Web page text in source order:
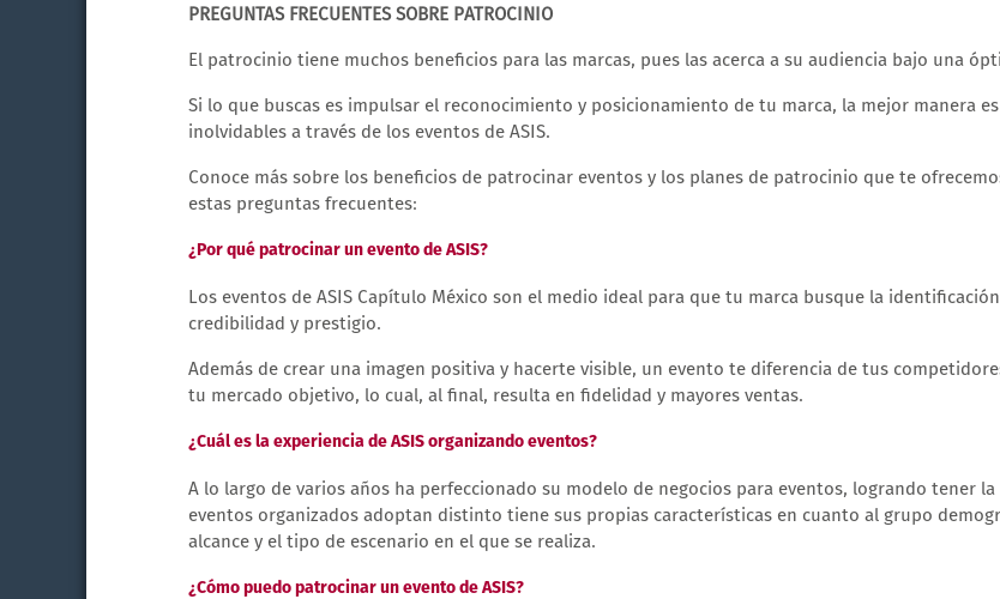
PREGUNTAS FRECUENTES SOBRE PATROCINIO
El patrocinio tiene muchos beneficios para las marcas, pues las acerca a su audiencia bajo una
Si lo que buscas es impulsar el reconocimiento y posicionamiento de tu marca, la mejor manera
inolvidables a través de los eventos de ASIS.
Conoce más sobre los beneficios de patrocinar eventos y los planes de patrocinio que te
estas preguntas frecuentes:
¿Por qué patrocinar un evento de ASIS?
Los eventos de ASIS Capítulo México son el medio ideal para que tu marca busque la
credibilidad y prestigio.
Además de crear una imagen positiva y hacerte visible, un evento te diferencia de tus
tu mercado objetivo, lo cual, al final, resulta en fidelidad y mayores ventas.
¿Cuál es la experiencia de ASIS organizando eventos?
A lo largo de varios años ha perfeccionado su modelo de negocios para eventos, logrando tener
eventos organizados adoptan distinto tiene sus propias características en cuanto al grupo
alcance y el tipo de escenario en el que se realiza.
¿Cómo puedo patrocinar un evento de ASIS?